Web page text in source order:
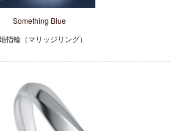
Something Blue
指輪（マリッジリング）